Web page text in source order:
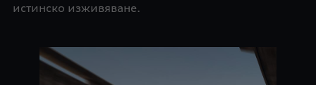
истинско изживяване.